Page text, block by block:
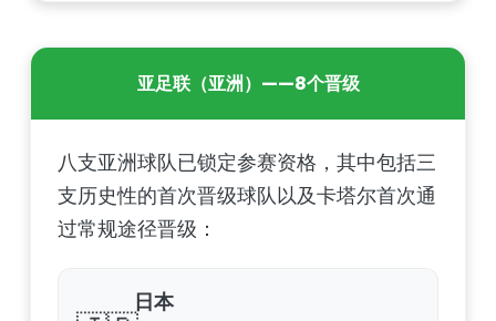
亚足联（亚洲）——8个晋级
八支亚洲球队已锁定参赛资格，其中包括三
支历史性的首次晋级球队以及卡塔尔首次通
过常规途径晋级：
日本